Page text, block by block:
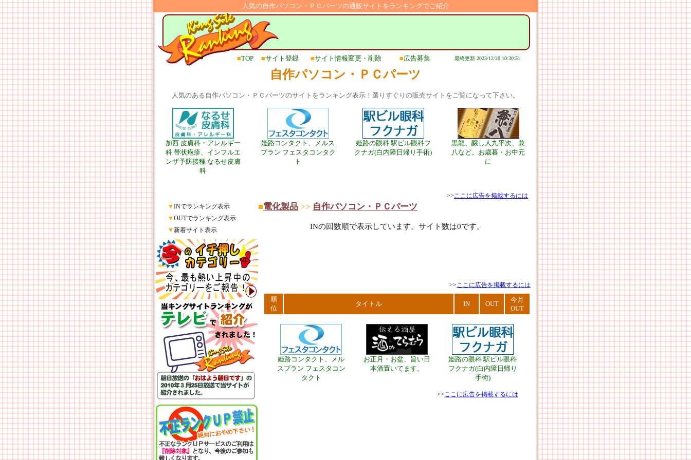
人気の自作パソコン・ＰＣパーツの通販サイトをランキングでご紹介
■TOP ■サイト登録 ■サイト情報変更・削除 ■広告募集 最終更新 2023/12/20 10:30:51
自作パソコン・ＰＣパーツ
人気のある自作パソコン・ＰＣパーツのサイトをランキング表示！選りすぐりの販売サイトをご覧になって下さい。
加西 皮膚科・アレルギー
科 帯状疱疹、インフルエ
ンザ予防接種 なるせ皮膚
科
姫路コンタクト、メルス
プラン フェスタコンタク
ト
姫路の眼科 駅ビル眼科フ
クナガ(白内障日帰り手術)
黒龍、醸し人九平次、兼
八など。お歳暮・お中元
に
>>ここに広告を掲載するには
▼INでランキング表示
▼OUTでランキング表示
▼新着サイト表示
■電化製品 >> 自作パソコン・ＰＣパーツ
INの回数順で表示しています。サイト数は0です。
>>ここに広告を掲載するには
順
位
タイトル IN OUT
今月
OUT
姫路コンタクト、メル
スプラン フェスタコン
タクト
お正月・お盆、旨い日
本酒置いてます。
姫路の眼科 駅ビル眼科
フクナガ(白内障日帰り
手術)
>>ここに広告を掲載するには